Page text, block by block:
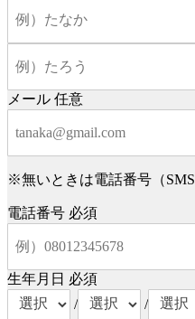
メール 任意
※無いときは電話番号（
電話番号 必須
生年月日 必須
/
/